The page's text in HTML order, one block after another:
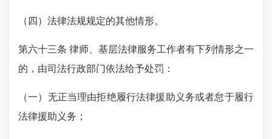
（四）法律法规规定的其他情形。
第六十三条 律师、基层法律服务工作者有下列情形之一
的，由司法行政部门依法给予处罚：
（一）无正当理由拒绝履行法律援助义务或者怠于履行
法律援助义务；